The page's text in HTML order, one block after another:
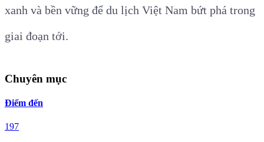
xanh và bền vững để du lịch Việt Nam bứt phá trong
giai đoạn tới.
Chuyên mục
Điểm đến
197